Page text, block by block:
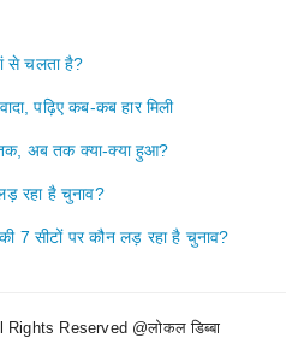
से चलता है?
पढ़िए कब-कब हार मिली
अब तक क्या-क्या हुआ?
रहा है चुनाव?
7 सीटों पर कौन लड़ रहा है चुनाव?
Rights Reserved @लोकल डिब्बा